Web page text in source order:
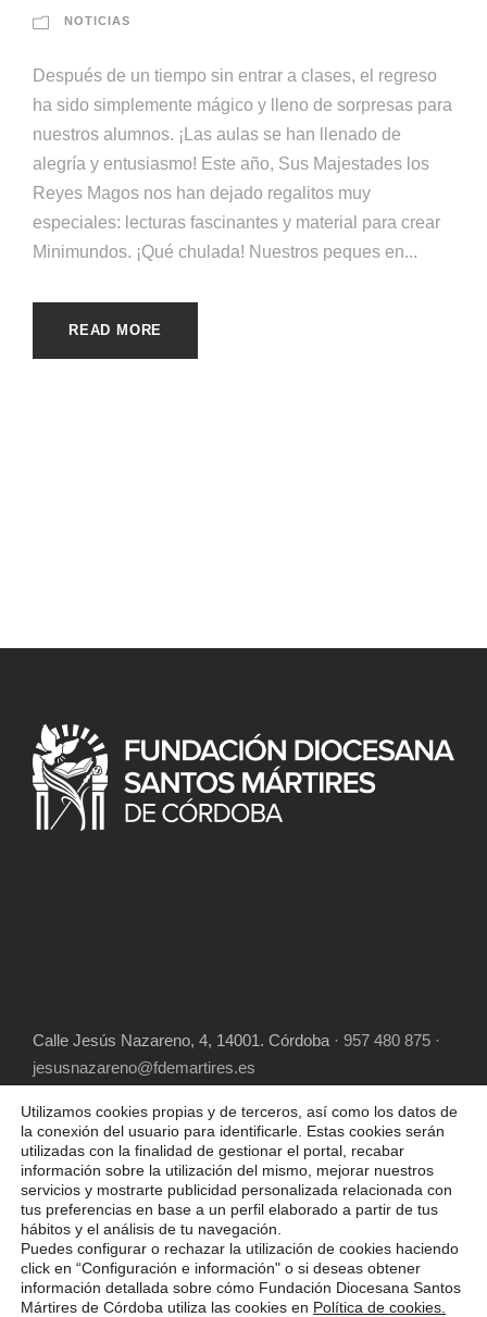
NOTICIAS
Después de un tiempo sin entrar a clases, el regreso
ha sido simplemente mágico y lleno de sorpresas para
nuestros alumnos. ¡Las aulas se han llenado de
alegría y entusiasmo! Este año, Sus Majestades los
Reyes Magos nos han dejado regalitos muy
especiales: lecturas fascinantes y material para crear
Minimundos. ¡Qué chulada! Nuestros peques en...
READ MORE
Calle Jesús Nazareno, 4, 14001. Córdoba · 957 480 875 ·
jesusnazareno@fdemartires.es
COPYRIGHT 2025 FUNDACIÓN DIOCESANA
SANTOS MÁRTIRES, ALL RIGHT RESERVED
POLÍTICA DE COOKIES AVISO LEGAL
Utilizamos cookies propias y de terceros, así como los datos de
la conexión del usuario para identificarle. Estas cookies serán
utilizadas con la finalidad de gestionar el portal, recabar
información sobre la utilización del mismo, mejorar nuestros
servicios y mostrarte publicidad personalizada relacionada con
tus preferencias en base a un perfil elaborado a partir de tus
hábitos y el análisis de tu navegación.
Puedes configurar o rechazar la utilización de cookies haciendo
click en “Configuración e información" o si deseas obtener
información detallada sobre cómo Fundación Diocesana Santos
Mártires de Córdoba utiliza las cookies en Política de cookies.